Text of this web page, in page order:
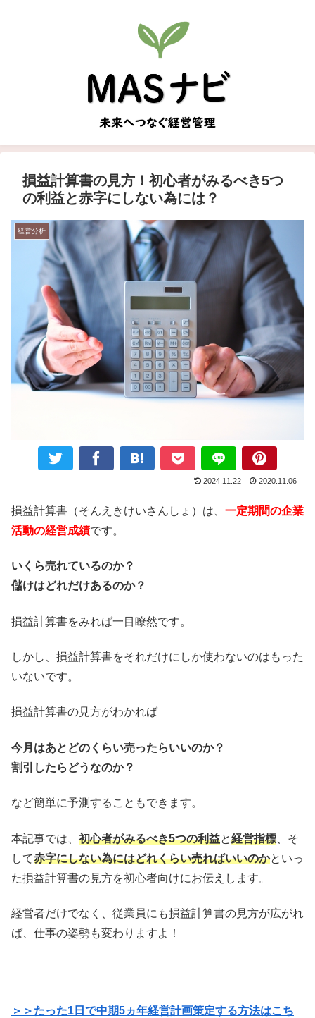
損益計算書の見方！初心者がみるべき5つ
の利益と赤字にしない為には？
経営分析
2024.11.22 2020.11.06
損益計算書（そんえきけいさんしょ）は、 一定期間の企業
活動の経営成績です。
いくら売れているのか？
儲けはどれだけあるのか？
損益計算書をみれば一目瞭然です。
しかし、損益計算書をそれだけにしか使わないのはもった
いないです。
損益計算書の見方がわかれば
今月はあとどのくらい売ったらいいのか？
割引したらどうなのか？
など簡単に予測することもできます。
本記事では、 初心者がみるべき5つの利益と経営指標 、そ
して赤字にしない為にはどれくらい売ればいいのかといっ
た損益計算書の見方を初心者向けにお伝えします。
経営者だけでなく、従業員にも損益計算書の見方が広がれ
ば、仕事の姿勢も変わりますよ！
＞＞たった1日で中期5ヵ年経営計画策定する方法はこち